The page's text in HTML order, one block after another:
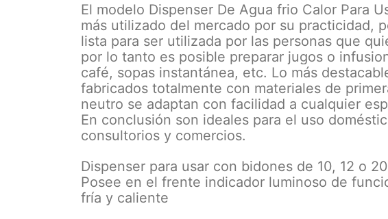
El modelo Dispenser De Agua frio Calor Para
más utilizado del mercado por su practicidad,
lista para ser utilizada por las personas que
por lo tanto es posible preparar jugos o
café, sopas instantánea, etc. Lo más
fabricados totalmente con materiales de
neutro se adaptan con facilidad a cualquier
En conclusión son ideales para el uso
consultorios y comercios.
Dispenser para usar con bidones de 10, 12 o
Posee en el frente indicador luminoso de
fría y caliente